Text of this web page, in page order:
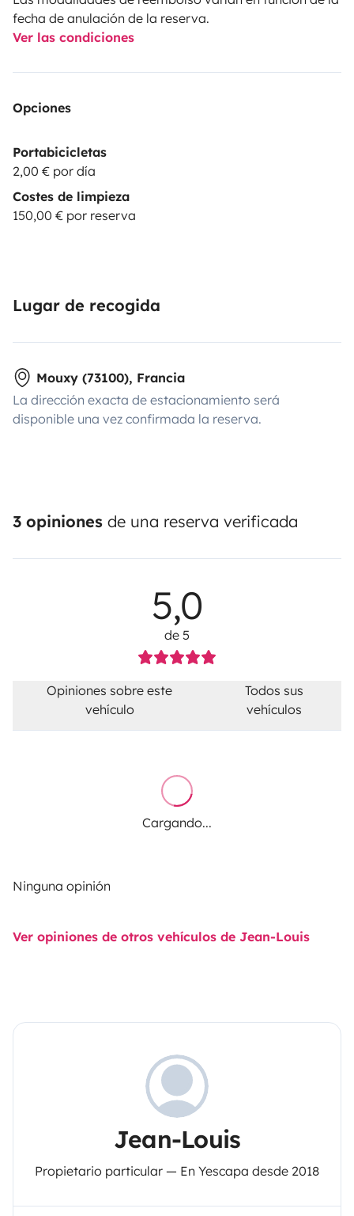
fecha de anulación de la reserva.
Ver las condiciones
Opciones
Portabicicletas
2,00 € por día
Costes de limpieza
150,00 € por reserva
Lugar de recogida
Mouxy (73100), Francia
La dirección exacta de estacionamiento será
disponible una vez confirmada la reserva.
3 opiniones de una reserva verificada
5,0
de 5
Opiniones sobre este
vehículo
Todos sus
vehículos
Cargando...
Ninguna opinión
Ver opiniones de otros vehículos de Jean-Louis
Jean-Louis
Propietario particular — En Yescapa desde 2018